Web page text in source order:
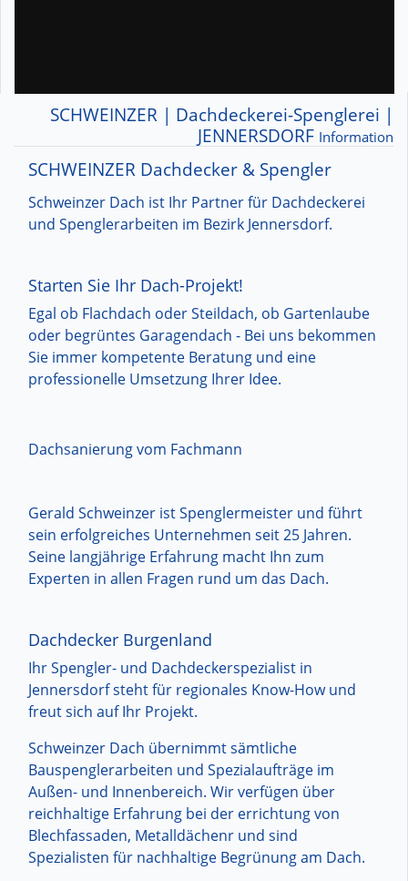
SCHWEINZER | Dachdeckerei-Spenglerei |
JENNERSDORF Information
SCHWEINZER Dachdecker & Spengler
Schweinzer Dach ist Ihr Partner für Dachdeckerei
und Spenglerarbeiten im Bezirk Jennersdorf.
Starten Sie Ihr Dach-Projekt!
Egal ob Flachdach oder Steildach, ob Gartenlaube
oder begrüntes Garagendach - Bei uns bekommen
Sie immer kompetente Beratung und eine
professionelle Umsetzung Ihrer Idee.
Dachsanierung vom Fachmann
Gerald Schweinzer ist Spenglermeister und führt
sein erfolgreiches Unternehmen seit 25 Jahren.
Seine langjährige Erfahrung macht Ihn zum
Experten in allen Fragen rund um das Dach.
Dachdecker Burgenland
Ihr Spengler- und Dachdeckerspezialist in
Jennersdorf steht für regionales Know-How und
freut sich auf Ihr Projekt.
Schweinzer Dach übernimmt sämtliche
Bauspenglerarbeiten und Spezialaufträge im
Außen- und Innenbereich. Wir verfügen über
reichhaltige Erfahrung bei der errichtung von
Blechfassaden, Metalldächenr und sind
Spezialisten für nachhaltige Begrünung am Dach.